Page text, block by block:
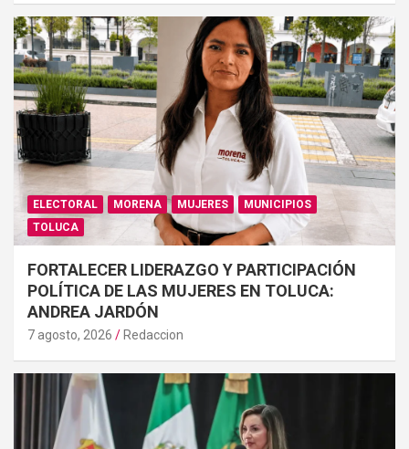
ELECTORAL MORENA MUJERES
MUNICIPIOS
TOLUCA
FORTALECER LIDERAZGO Y PARTICIPACIÓN
POLÍTICA DE LAS MUJERES EN TOLUCA:
ANDREA JARDÓN
7 agosto, 2026 Redaccion